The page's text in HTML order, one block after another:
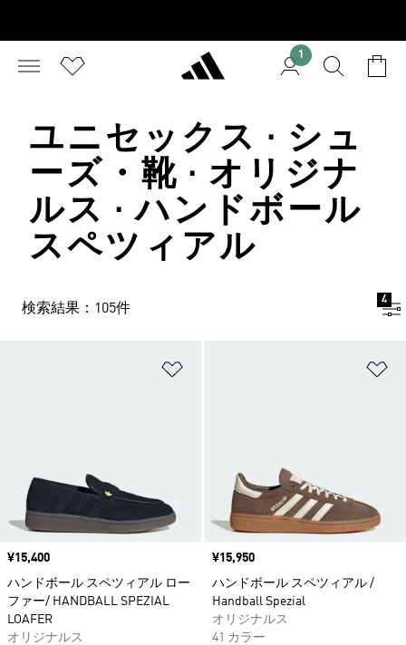
1
ユニセックス · シュ
ーズ・靴 · オリジナ
ルス · ハンドボール
スペツィアル
検索結果：105件
4
価格
¥15,400
ハンドボール スペツィアル ロー
ファー/ HANDBALL SPEZIAL
LOAFER
オリジナルス
価格
¥15,950
ハンドボール スペツィアル /
Handball Spezial
オリジナルス
41 カラー